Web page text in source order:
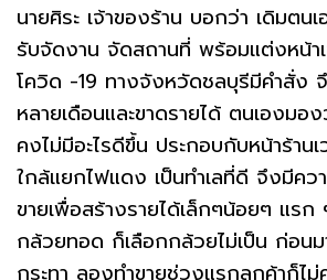
นายศิระ เจ้าของร้าน บอกว่า เดิมตน
รับจัดงาน จัดสถานที่ พร้อมแต่งหน้า
โควิด -19 ทางจังหวัดชลบุรีมีคำสั่ง
หลายเดือนและขาดรายได้ ตนเองมอ
คงไม่มีอะไรดีขึ้น ประกอบกับหน้าร้าน
ใกล้แยกไฟแดง เป็นทำเลที่ดี จึงมีควา
ขายเพื่อสร้างรายได้เล็กๆน้อยๆ แรก
กล้วยทอด ก็เลือกกล้วยไม่เป็น ก่อน
กระทา ลองทำขายช่วงแรกลูกค้าก็ไ